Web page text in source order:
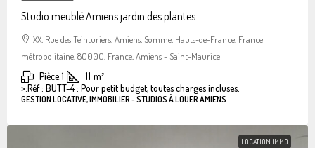
Studio meublé Amiens jardin des plantes
XX, Rue des Teinturiers, Amiens, Somme, Hauts-de-France, France
métropolitaine, 80000, France, Amiens - Saint-Maurice
Pièce:1 11 m²
>:Réf : BUTT-4 : Pour petit budget, toutes charges incluses.
GESTION LOCATIVE, IMMOBILIER - STUDIOS À LOUER AMIENS
LOCATION IMMO